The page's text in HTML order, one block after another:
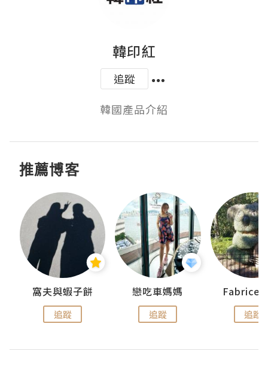
韓印紅
追蹤
韓國產品介紹
推薦博客
窩夫與蝦子餅
追蹤
戀吃車媽媽
追蹤
Fabrice
追蹤